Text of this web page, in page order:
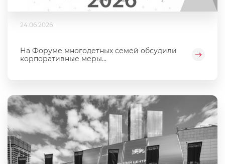
24.06.2026
На Форуме многодетных семей обсудили
корпоративные меры...